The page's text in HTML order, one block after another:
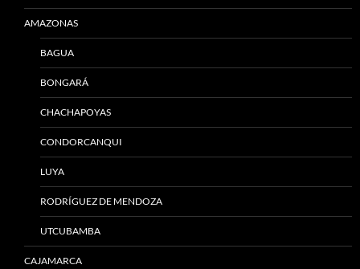
AMAZONAS
BAGUA
BONGARÁ
CHACHAPOYAS
CONDORCANQUI
LUYA
RODRÍGUEZ DE MENDOZA
UTCUBAMBA
CAJAMARCA